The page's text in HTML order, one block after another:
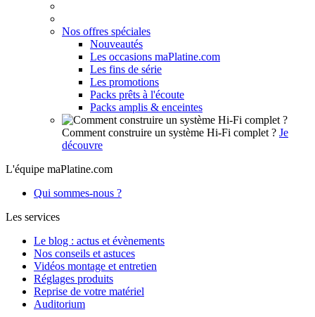
Nos offres spéciales
Nouveautés
Les occasions maPlatine.com
Les fins de série
Les promotions
Packs prêts à l'écoute
Packs amplis & enceintes
Comment construire un système Hi-Fi complet ? Je
découvre
L'équipe maPlatine.com
Qui sommes-nous ?
Les services
Le blog : actus et évènements
Nos conseils et astuces
Vidéos montage et entretien
Réglages produits
Reprise de votre matériel
Auditorium